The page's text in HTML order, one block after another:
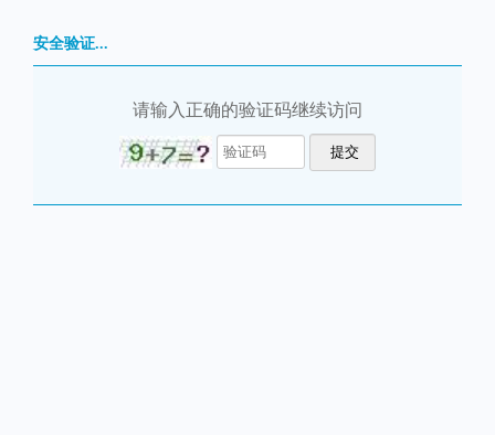
安全验证...
请输入正确的验证码继续访问